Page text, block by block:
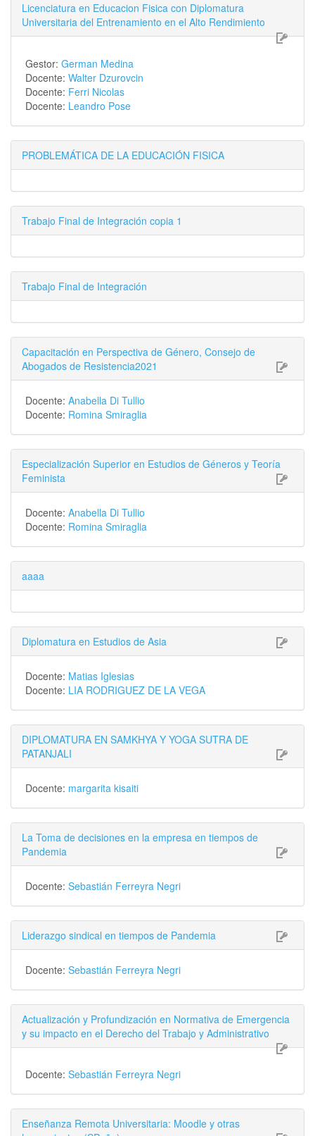
Licenciatura en Educacion Fisica con Diplomatura
Universitaria del Entrenamiento en el Alto Rendimiento
Gestor: German Medina
Docente: Walter Dzurovcin
Docente: Ferri Nicolas
Docente: Leandro Pose
PROBLEMÁTICA DE LA EDUCACIÓN FISICA
Trabajo Final de Integración copia 1
Trabajo Final de Integración
Capacitación en Perspectiva de Género, Consejo de
Abogados de Resistencia2021
Docente: Anabella Di Tullio
Docente: Romina Smiraglia
Especialización Superior en Estudios de Géneros y Teoría
Feminista
Docente: Anabella Di Tullio
Docente: Romina Smiraglia
aaaa
Diplomatura en Estudios de Asia
Docente: Matias Iglesias
Docente: LIA RODRIGUEZ DE LA VEGA
DIPLOMATURA EN SAMKHYA Y YOGA SUTRA DE
PATANJALI
Docente: margarita kisaiti
La Toma de decisiones en la empresa en tiempos de
Pandemia
Docente: Sebastián Ferreyra Negri
Liderazgo sindical en tiempos de Pandemia
Docente: Sebastián Ferreyra Negri
Actualización y Profundización en Normativa de Emergencia
y su impacto en el Derecho del Trabajo y Administrativo
Docente: Sebastián Ferreyra Negri
Enseñanza Remota Universitaria: Moodle y otras